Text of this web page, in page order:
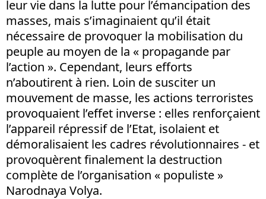
leur vie dans la lutte pour l’émancipation des
masses, mais s’imaginaient qu’il était
nécessaire de provoquer la mobilisation du
peuple au moyen de la « propagande par
l’action ». Cependant, leurs efforts
n’aboutirent à rien. Loin de susciter un
mouvement de masse, les actions terroristes
provoquaient l’effet inverse : elles renforçaient
l’appareil répressif de l’Etat, isolaient et
démoralisaient les cadres révolutionnaires - et
provoquèrent finalement la destruction
complète de l’organisation « populiste »
Narodnaya Volya.